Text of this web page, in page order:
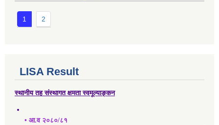
1 2
LISA Result
स्थानीय तह संस्थागत क्षमता स्वमूल्याङ्कन
• आ.व २०८०/८१